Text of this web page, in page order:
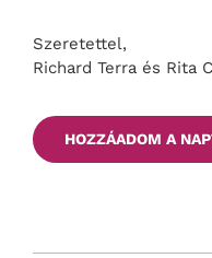
Szeretettel,
Richard Terra és Rita
HOZZÁADOM A